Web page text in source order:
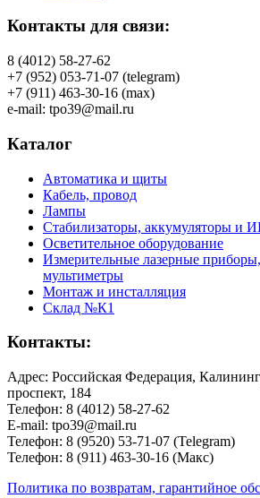
Контакты для связи:
8 (4012) 58-27-62
+7 (952) 053-71-07 (telegram)
+7 (911) 463-30-16 (max)
e-mail: tpo39@mail.ru
Каталог
Автоматика и щиты
Кабель, провод
Лампы
Стабилизаторы, аккумуляторы и
Осветительное оборудование
Измерительные лазерные
мультиметры
Монтаж и инсталляция
Склад №К1
Контакты:
Адрес: Российская Федерация,
проспект, 184
Телефон: 8 (4012) 58-27-62
E-mail: tpo39@mail.ru
Телефон: 8 (9520) 53-71-07 (Telegram)
Телефон: 8 (911) 463-30-16 (Макс)
Политика по возвратам, гарантийное